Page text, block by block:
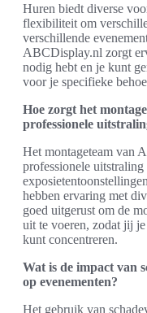
Huren biedt diverse
flexibiliteit om
verschillende
ABCDisplay.nl zorgt
nodig hebt en je kunt
voor je specifieke
Hoe zorgt het
professionele
Het montageteam van
professionele uitstraling
hebben ervaring met
goed uitgerust om de
uit te voeren, zodat jij
kunt concentreren.
Wat is de impact van
op evenementen?
Het gebruik van